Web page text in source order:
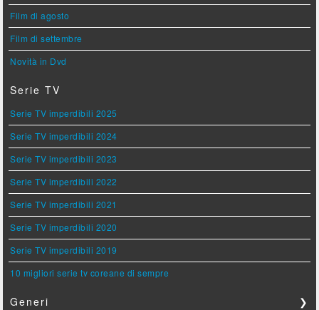
Film di agosto
Film di settembre
Novità in Dvd
Serie TV
Serie TV imperdibili 2025
Serie TV imperdibili 2024
Serie TV imperdibili 2023
Serie TV imperdibili 2022
Serie TV imperdibili 2021
Serie TV imperdibili 2020
Serie TV imperdibili 2019
10 migliori serie tv coreane di sempre
Generi ❯